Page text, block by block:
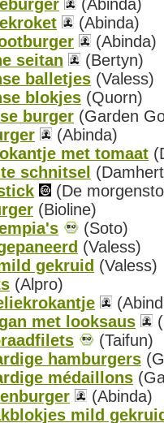
(Abinda)
(Abinda)
(Abinda)
seitan
(Bertyn)
balletjes (Valess)
blokjes (Quorn)
burger (Garden
(Abinda)
met tomaat
schnitsel
(De
(Bioline)
(Soto)
(Valess)
gekruid (Valess)
(Alpro)
met looksaus
(Taifun)
hamburgers
médaillons
(Abinda)
mild